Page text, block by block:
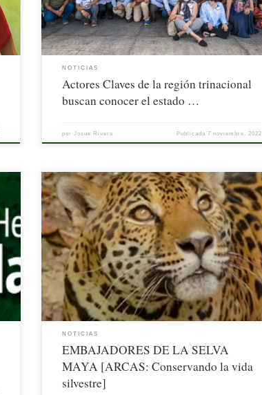
uno de los objetivos del […]
NOTICIAS
Actores Claves de la región trinacional
buscan conocer el estado …
porJosue Rivera Publicada 7 noviembre, 2022
NOTICIAS
EMBAJADORES DE LA SELVA
MAYA [ARCAS: Conservando la vida
silvestre]